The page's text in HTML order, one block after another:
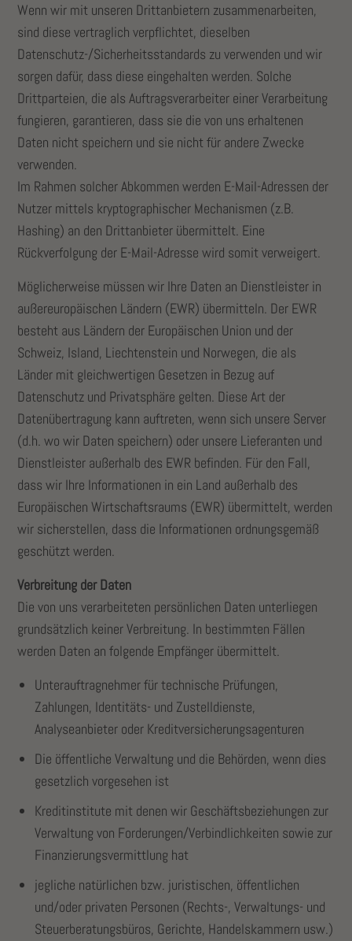
Wenn wir mit unseren Drittanbietern zusammenarbeiten,
sind diese vertraglich verpflichtet, dieselben
Datenschutz-/Sicherheitsstandards zu verwenden und wir
sorgen dafür, dass diese eingehalten werden. Solche
Drittparteien, die als Auftragsverarbeiter einer Verarbeitung
fungieren, garantieren, dass sie die von uns erhaltenen
Daten nicht speichern und sie nicht für andere Zwecke
verwenden.
Im Rahmen solcher Abkommen werden E-Mail-Adressen der
Nutzer mittels kryptographischer Mechanismen (z.B.
Hashing) an den Drittanbieter übermittelt. Eine
Rückverfolgung der E-Mail-Adresse wird somit verweigert.
Möglicherweise müssen wir Ihre Daten an Dienstleister in
außereuropäischen Ländern (EWR) übermitteln. Der EWR
besteht aus Ländern der Europäischen Union und der
Schweiz, Island, Liechtenstein und Norwegen, die als
Länder mit gleichwertigen Gesetzen in Bezug auf
Datenschutz und Privatsphäre gelten. Diese Art der
Datenübertragung kann auftreten, wenn sich unsere Server
(d.h. wo wir Daten speichern) oder unsere Lieferanten und
Dienstleister außerhalb des EWR befinden. Für den Fall,
dass wir Ihre Informationen in ein Land außerhalb des
Europäischen Wirtschaftsraums (EWR) übermittelt, werden
wir sicherstellen, dass die Informationen ordnungsgemäß
geschützt werden.
Verbreitung der Daten
Die von uns verarbeiteten persönlichen Daten unterliegen
grundsätzlich keiner Verbreitung. In bestimmten Fällen
werden Daten an folgende Empfänger übermittelt.
Unterauftragnehmer für technische Prüfungen,
Zahlungen, Identitäts- und Zustelldienste,
Analyseanbieter oder Kreditversicherungsagenturen
Die öffentliche Verwaltung und die Behörden, wenn dies
gesetzlich vorgesehen ist
Kreditinstitute mit denen wir Geschäftsbeziehungen zur
Verwaltung von Forderungen/Verbindlichkeiten sowie zur
Finanzierungsvermittlung hat
jegliche natürlichen bzw. juristischen, öffentlichen
und/oder privaten Personen (Rechts-, Verwaltungs- und
Steuerberatungsbüros, Gerichte, Handelskammern usw.)